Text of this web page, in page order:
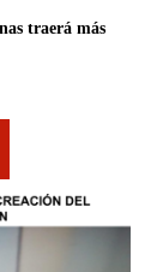
traerá más